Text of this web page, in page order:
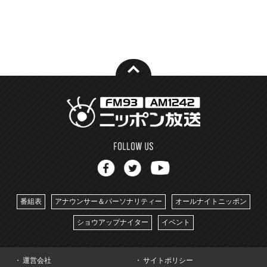
番組表 アナウンサー＆パーソナリティー オールナイトニッポン
ショウアップナイター イベント
運営会社 サイトポリシー